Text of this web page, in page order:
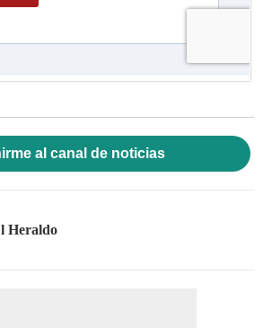
al canal de noticias
Heraldo